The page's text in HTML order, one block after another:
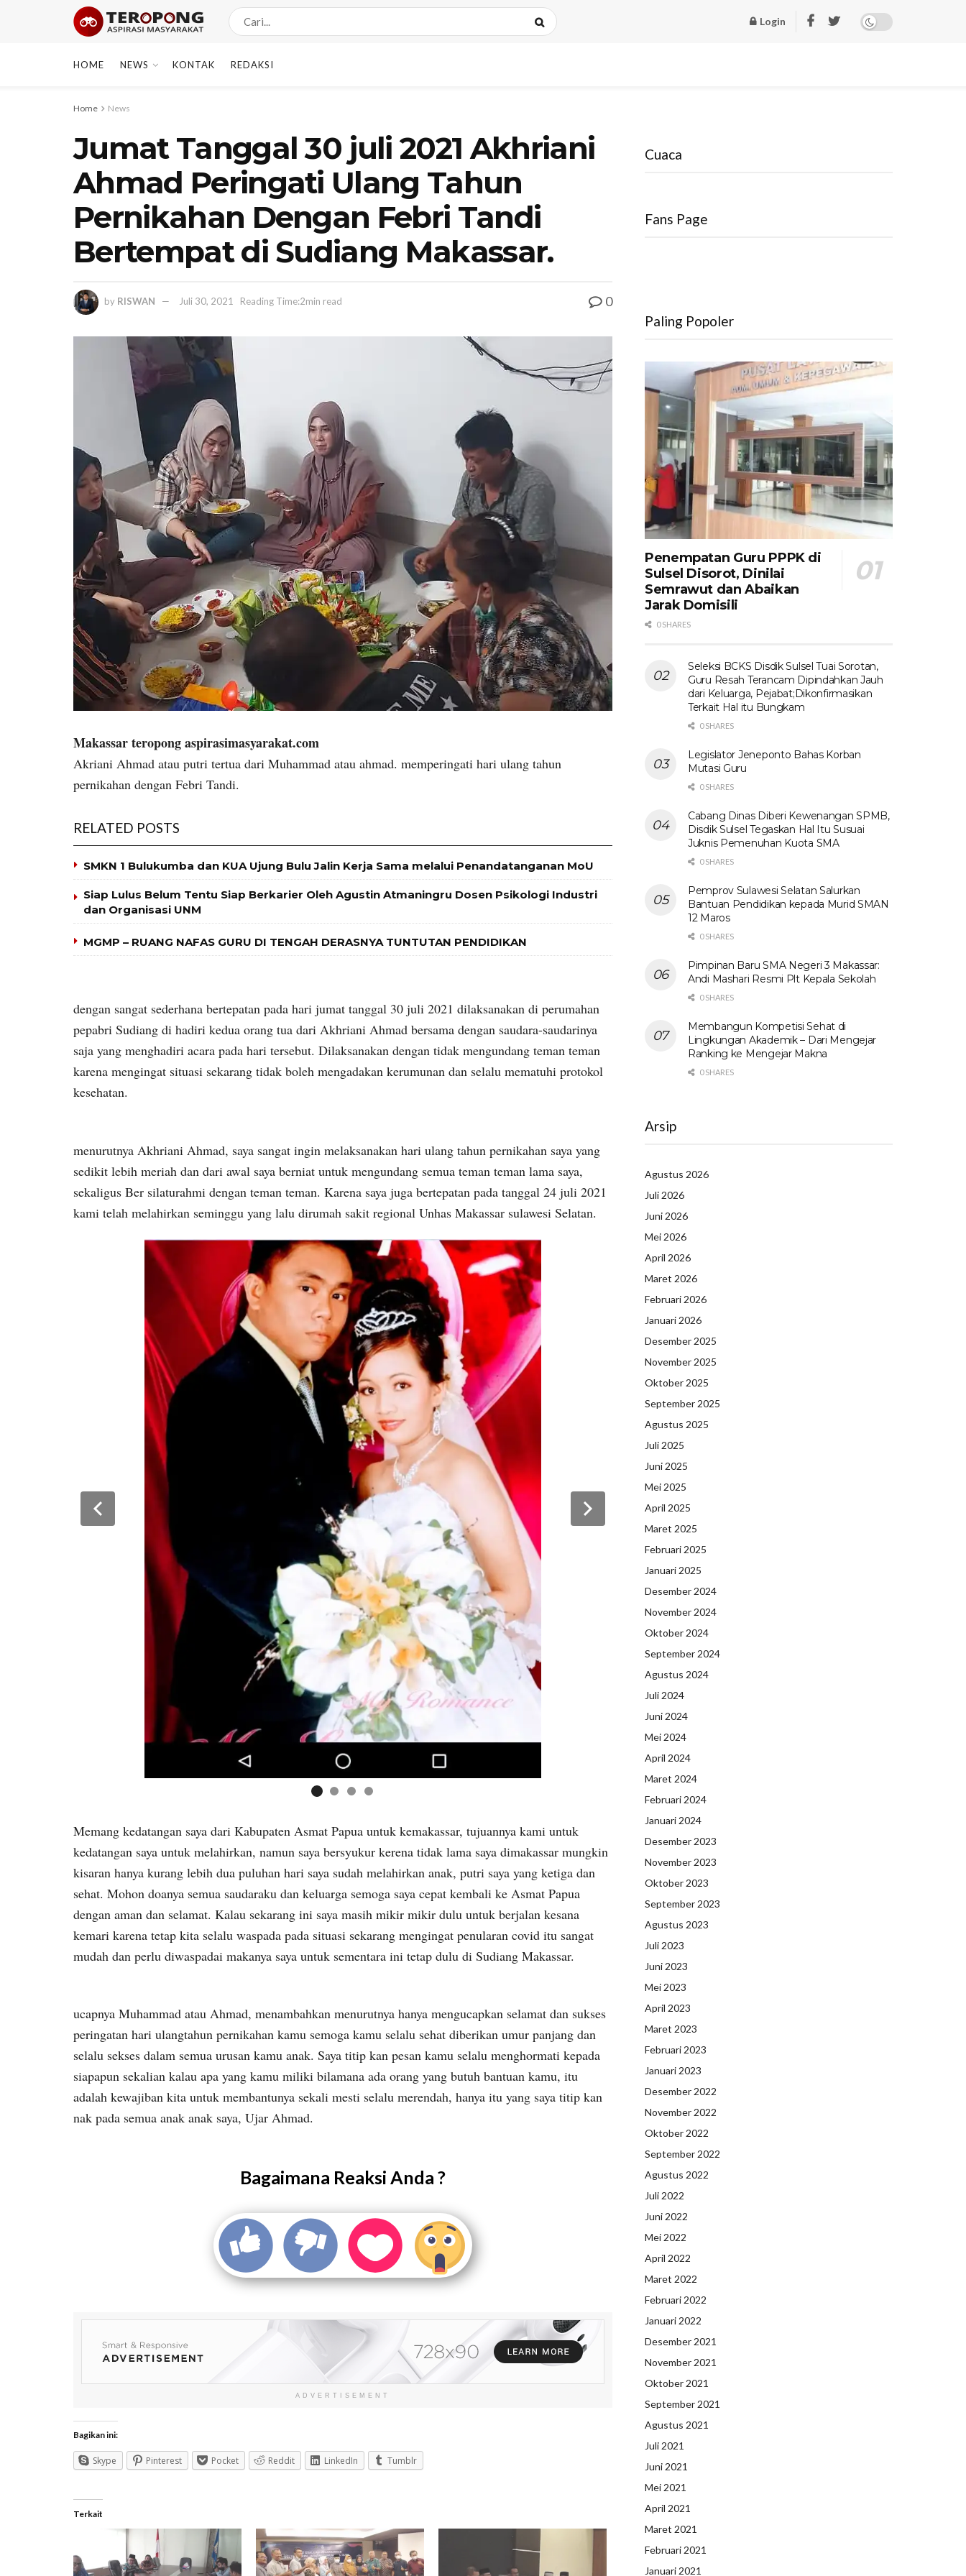
Login
HOME NEWS KONTAK REDAKSI
Home News
Jumat Tanggal 30 juli 2021 Akhriani
Ahmad Peringati Ulang Tahun
Pernikahan Dengan Febri Tandi
Bertempat di Sudiang Makassar.
by RISWAN Juli 30, 2021 Reading Time:2min read 0
Makassar teropong aspirasimasyarakat.com
Akriani Ahmad atau putri tertua dari Muhammad atau ahmad. memperingati hari ulang tahun
pernikahan dengan Febri Tandi.
RELATED POSTS
SMKN 1 Bulukumba dan KUA Ujung Bulu Jalin Kerja Sama melalui Penandatanganan MoU
Siap Lulus Belum Tentu Siap Berkarier Oleh Agustin Atmaningru Dosen Psikologi Industri
dan Organisasi UNM
MGMP – RUANG NAFAS GURU DI TENGAH DERASNYA TUNTUTAN PENDIDIKAN
dengan sangat sederhana bertepatan pada hari jumat tanggal 30 juli 2021 dilaksanakan di perumahan
pepabri Sudiang di hadiri kedua orang tua dari Akhriani Ahmad bersama dengan saudara-saudarinya
saja yang menghadiri acara pada hari tersebut. Dilaksanakan dengan tidak mengundang teman teman
karena mengingat situasi sekarang tidak boleh mengadakan kerumunan dan selalu mematuhi protokol
kesehatan.
menurutnya Akhriani Ahmad, saya sangat ingin melaksanakan hari ulang tahun pernikahan saya yang
sedikit lebih meriah dan dari awal saya berniat untuk mengundang semua teman teman lama saya,
sekaligus Ber silaturahmi dengan teman teman. Karena saya juga bertepatan pada tanggal 24 juli 2021
kami telah melahirkan seminggu yang lalu dirumah sakit regional Unhas Makassar sulawesi Selatan.
Memang kedatangan saya dari Kabupaten Asmat Papua untuk kemakassar, tujuannya kami untuk
kedatangan saya untuk melahirkan, namun saya bersyukur kerena tidak lama saya dimakassar mungkin
kisaran hanya kurang lebih dua puluhan hari saya sudah melahirkan anak, putri saya yang ketiga dan
sehat. Mohon doanya semua saudaraku dan keluarga semoga saya cepat kembali ke Asmat Papua
dengan aman dan selamat. Kalau sekarang ini saya masih mikir mikir dulu untuk berjalan kesana
kemari karena tetap kita selalu waspada pada situasi sekarang mengingat penularan covid itu sangat
mudah dan perlu diwaspadai makanya saya untuk sementara ini tetap dulu di Sudiang Makassar.
ucapnya Muhammad atau Ahmad, menambahkan menurutnya hanya mengucapkan selamat dan sukses
peringatan hari ulangtahun pernikahan kamu semoga kamu selalu sehat diberikan umur panjang dan
selalu sekses dalam semua urusan kamu anak. Saya titip kan pesan kamu selalu menghormati kepada
siapapun sekalian kalau apa yang kamu miliki bilamana ada orang yang butuh bantuan kamu, itu
adalah kewajiban kita untuk membantunya sekali mesti selalu merendah, hanya itu yang saya titip kan
nak pada semua anak anak saya, Ujar Ahmad.
Bagaimana Reaksi Anda ?
ADVERTISEMENT
Bagikan ini:
Skype Pinterest Pocket Reddit LinkedIn Tumblr
Terkait
Cuaca
Fans Page
Paling Popoler
Penempatan Guru PPPK di
Sulsel Disorot, Dinilai
Semrawut dan Abaikan
Jarak Domisili
0 SHARES
Seleksi BCKS Disdik Sulsel Tuai Sorotan,
Guru Resah Terancam Dipindahkan Jauh
dari Keluarga, Pejabat;Dikonfirmasikan
Terkait Hal itu Bungkam
0 SHARES
Legislator Jeneponto Bahas Korban
Mutasi Guru
0 SHARES
Cabang Dinas Diberi Kewenangan SPMB,
Disdik Sulsel Tegaskan Hal Itu Susuai
Juknis Pemenuhan Kuota SMA
0 SHARES
Pemprov Sulawesi Selatan Salurkan
Bantuan Pendidikan kepada Murid SMAN
12 Maros
0 SHARES
Pimpinan Baru SMA Negeri 3 Makassar:
Andi Mashari Resmi Plt Kepala Sekolah
0 SHARES
Membangun Kompetisi Sehat di
Lingkungan Akademik – Dari Mengejar
Ranking ke Mengejar Makna
0 SHARES
Arsip
Agustus 2026
Juli 2026
Juni 2026
Mei 2026
April 2026
Maret 2026
Februari 2026
Januari 2026
Desember 2025
November 2025
Oktober 2025
September 2025
Agustus 2025
Juli 2025
Juni 2025
Mei 2025
April 2025
Maret 2025
Februari 2025
Januari 2025
Desember 2024
November 2024
Oktober 2024
September 2024
Agustus 2024
Juli 2024
Juni 2024
Mei 2024
April 2024
Maret 2024
Februari 2024
Januari 2024
Desember 2023
November 2023
Oktober 2023
September 2023
Agustus 2023
Juli 2023
Juni 2023
Mei 2023
April 2023
Maret 2023
Februari 2023
Januari 2023
Desember 2022
November 2022
Oktober 2022
September 2022
Agustus 2022
Juli 2022
Juni 2022
Mei 2022
April 2022
Maret 2022
Februari 2022
Januari 2022
Desember 2021
November 2021
Oktober 2021
September 2021
Agustus 2021
Juli 2021
Juni 2021
Mei 2021
April 2021
Maret 2021
Februari 2021
Januari 2021